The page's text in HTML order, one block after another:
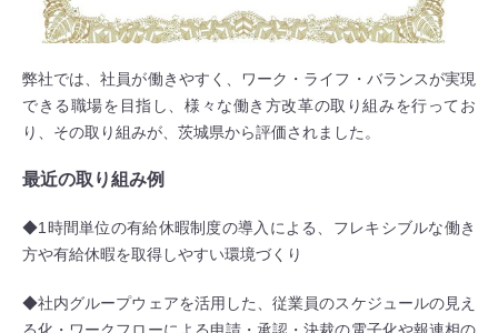
弊社では、社員が働きやすく、ワーク・ライフ・バランスが実現
できる職場を目指し、様々な働き方改革の取り組みを行ってお
り、その取り組みが、茨城県から評価されました。
最近の取り組み例
◆1時間単位の有給休暇制度の導入による、フレキシブルな働き
方や有給休暇を取得しやすい環境づくり
◆社内グループウェアを活用した、従業員のスケジュールの見え